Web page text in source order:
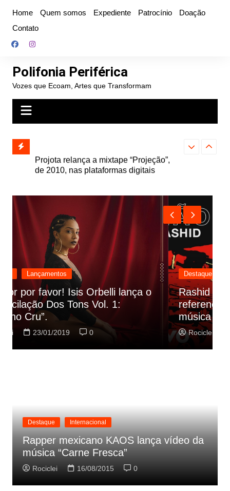
conteúdo
Home Quem somos Expediente Patrocínio
Doação
Contato
Polifonia Periférica
Vozes que Ecoam, Artes que Transformam
e abre
autoral,
Farofa
Destaque Lançamentos
Rashid vai buscar nos HQs as
referencias do clipe de sua nova
música
Rociclei 22/01/2019
Destaque Internacional
Rapper mexicano KAOS lança vídeo da
música “Carne Fresca”
Rociclei 16/08/2015 0